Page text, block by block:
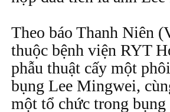
Theo báo Thanh Niên
thuộc bệnh viện RYT
phẫu thuật cấy một
bụng Lee Mingwei,
một tổ chức trong